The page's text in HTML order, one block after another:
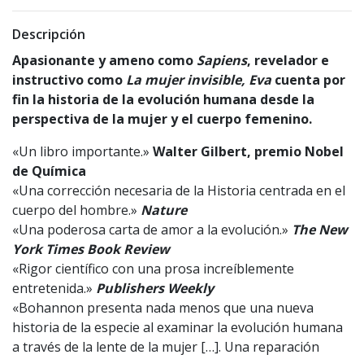
Descripción
Apasionante y ameno como Sapiens, revelador e
instructivo como La mujer invisible, Eva cuenta por
fin la historia de la evolución humana desde la
perspectiva de la mujer y el cuerpo femenino.
«Un libro importante.» Walter Gilbert, premio Nobel
de Química
«Una corrección necesaria de la Historia centrada en el
cuerpo del hombre.» Nature
«Una poderosa carta de amor a la evolución.» The New
York Times Book Review
«Rigor científico con una prosa increíblemente
entretenida.» Publishers Weekly
«Bohannon presenta nada menos que una nueva
historia de la especie al examinar la evolución humana
a través de la lente de la mujer […]. Una reparación